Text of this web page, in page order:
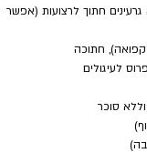
גרעינים חתוך לרצועות (אפשר